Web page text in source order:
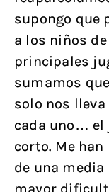
supongo que
a los niños
principales
sumamos
solo nos
cada uno… el
corto. Me
de una
mayor